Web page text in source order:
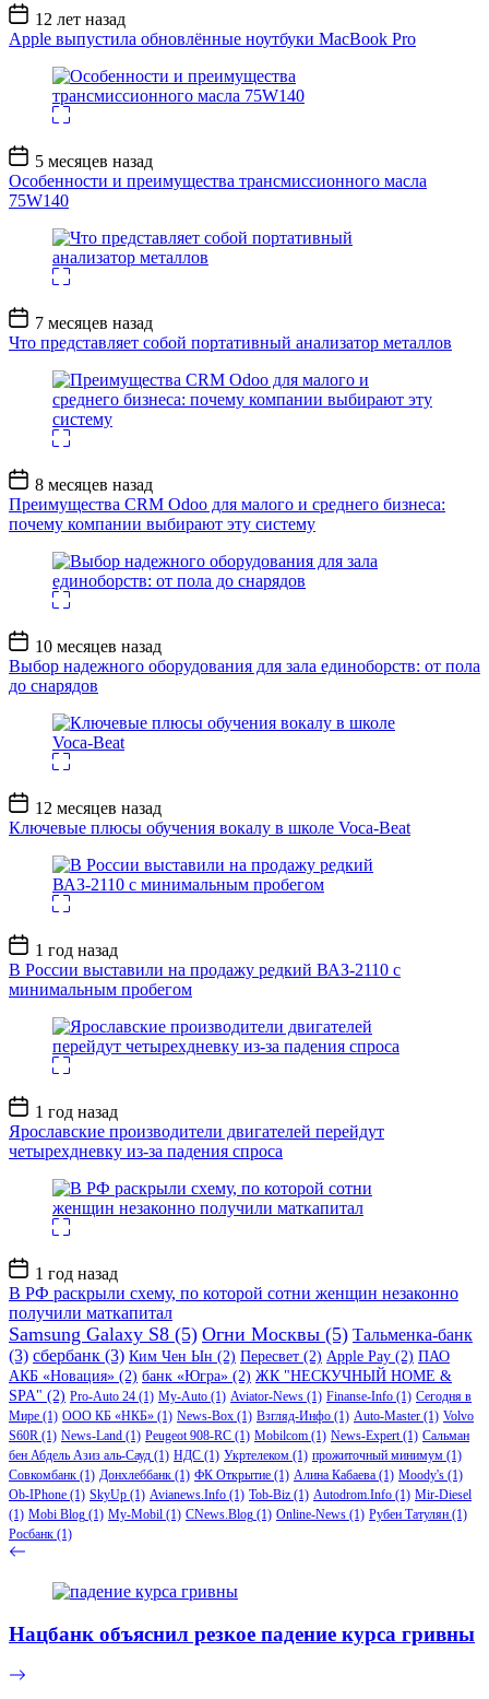
Дата
записи
12 лет назад
Apple выпустила обновлённые ноутбуки MacBook Pro
Дата
записи
5 месяцев назад
Особенности и преимущества трансмиссионного масла
75W140
Дата
записи
7 месяцев назад
Что представляет собой портативный анализатор металлов
Дата
записи
8 месяцев назад
Преимущества CRM Odoo для малого и среднего бизнеса:
почему компании выбирают эту систему
Дата
записи
10 месяцев назад
Выбор надежного оборудования для зала единоборств: от пола
до снарядов
Дата
записи
12 месяцев назад
Ключевые плюсы обучения вокалу в школе Voca-Beat
Дата
записи
1 год назад
В России выставили на продажу редкий ВАЗ-2110 с
минимальным пробегом
Дата
записи
1 год назад
Ярославские производители двигателей перейдут
четырехдневку из-за падения спроса
Дата
записи
1 год назад
В РФ раскрыли схему, по которой сотни женщин незаконно
получили маткапитал
Samsung Galaxy S8 (5) Огни Москвы (5) Тальменка-банк
(3) сбербанк (3) Ким Чен Ын (2) Пересвет (2) Apple Pay (2) ПАО
АКБ «Новация» (2) банк «Югра» (2) ЖК "НЕСКУЧНЫЙ HOME &
SPA" (2) Pro-Auto 24 (1) My-Auto (1) Aviator-News (1) Finanse-Info (1) Сегодня в
Мире (1) ООО КБ «НКБ» (1) News-Box (1) Взгляд-Инфо (1) Auto-Master (1) Volvo
S60R (1) News-Land (1) Peugeot 908-RC (1) Mobilcom (1) News-Expert(1) Сальман
бен Абдель Азиз аль-Сауд (1) НДС (1) Укртелеком (1) прожиточный минимум (1)
Совкомбанк (1) Донхлеббанк (1) ФК Открытие (1) Алина Кабаева (1) Moody's (1)
Ob-IPhone (1) SkyUp (1) Avianews.Info (1) Tob-Biz (1) Autodrom.Info (1) Mir-Diesel
(1) Mobi Blog (1) My-Mobil (1) CNews.Blog (1) Online-News (1) Рубен Татулян (1)
Росбанк (1)
Нацбанк объяснил резкое падение курса гривны